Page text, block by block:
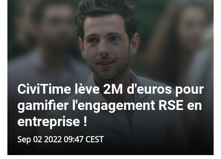
CiviTime lève 2M d'euros pour
gamifier l'engagement RSE en
entreprise !
Sep 02 2022 09:47 CEST